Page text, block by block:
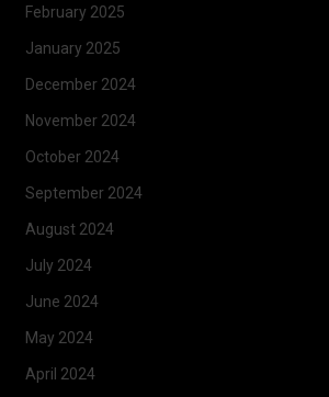
February 2025
January 2025
December 2024
November 2024
October 2024
September 2024
August 2024
July 2024
June 2024
May 2024
April 2024